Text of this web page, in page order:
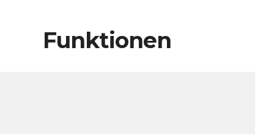
Funktionen